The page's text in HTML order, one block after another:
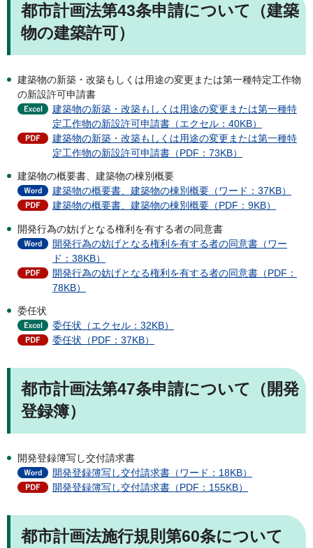
都市計画法第43条申請について（建築
物の建築許可）
建築物の新築・改築もしくは用途の変更または第一種特定工作物
の新設許可申請書
建築物の新築・改築もしくは用途の変更または第一種特
定工作物の新設許可申請書（エクセル：40KB）
建築物の新築・改築もしくは用途の変更または第一種特
定工作物の新設許可申請書（PDF：73KB）
建築物の概要書、建築物の棟別概要
建築物の概要書、建築物の棟別概要（ワード：37KB）
建築物の概要書、建築物の棟別概要（PDF：9KB）
開発行為の妨げとなる権利を有する者の同意書
開発行為の妨げとなる権利を有する者の同意書（ワー
ド：38KB）
開発行為の妨げとなる権利を有する者の同意書（PDF：
78KB）
委任状
委任状（エクセル：32KB）
委任状（PDF：37KB）
都市計画法第47条申請について（開発
登録簿）
開発登録簿写し交付請求書
開発登録簿写し交付請求書（ワード：18KB）
開発登録簿写し交付請求書（PDF：155KB）
都市計画法施行規則第60条について